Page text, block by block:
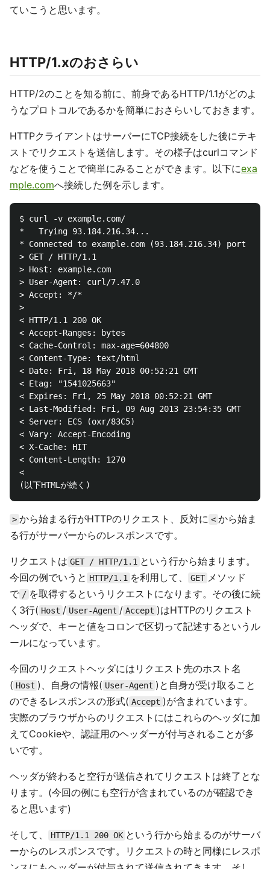
ていこうと思います。
HTTP/1.xのおさらい
HTTP/2のことを知る前に、前身であるHTTP/1.1がどのよ
うなプロトコルであるかを簡単におさらいしておきます。
HTTPクライアントはサーバーにTCP接続をした後にテキ
ストでリクエストを送信します。その様子はcurlコマンド
などを使うことで簡単にみることができます。以下にexa
mple.comへ接続した例を示します。
$ curl -v example.com/
*   Trying 93.184.216.34...
* Connected to example.com (93.184.216.34) port 80
> GET / HTTP/1.1
> Host: example.com
> User-Agent: curl/7.47.0
> Accept: */*
>
< HTTP/1.1 200 OK
< Accept-Ranges: bytes
< Cache-Control: max-age=604800
< Content-Type: text/html
< Date: Fri, 18 May 2018 00:52:21 GMT
< Etag: "1541025663"
< Expires: Fri, 25 May 2018 00:52:21 GMT
< Last-Modified: Fri, 09 Aug 2013 23:54:35 GMT
< Server: ECS (oxr/83C5)
< Vary: Accept-Encoding
< X-Cache: HIT
< Content-Length: 1270
<
> から始まる行がHTTPのリクエスト、反対に < から始ま
る行がサーバーからのレスポンスです。
リクエストは GET / HTTP/1.1 という行から始まります。
今回の例でいうと HTTP/1.1 を利用して、 GET メソッド
で / を取得するというリクエストになります。その後に続
く3行( Host / User-Agent / Accept )はHTTPのリクエスト
ヘッダで、キーと値をコロンで区切って記述するというル
ールになっています。
今回のリクエストヘッダにはリクエスト先のホスト名
( Host )、自身の情報( User-Agent )と自身が受け取ること
のできるレスポンスの形式( Accept )が含まれています。
実際のブラウザからのリクエストにはこれらのヘッダに加
えてCookieや、認証用のヘッダーが付与されることが多
いです。
ヘッダが終わると空行が送信されてリクエストは終了とな
ります。(今回の例にも空行が含まれているのが確認でき
ると思います)
そして、 HTTP/1.1 200 OK という行から始まるのがサーバ
ーからのレスポンスです。リクエストの時と同様にレスポ